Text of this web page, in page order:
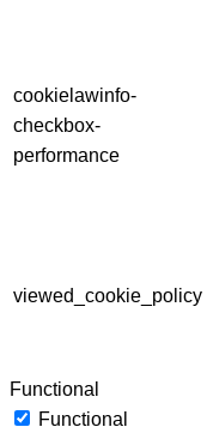
cookielawinfo-
checkbox-
performance
viewed_cookie_policy
Functional
Functional